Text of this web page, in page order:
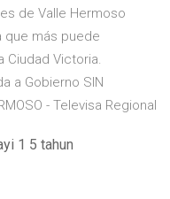
de Valle Hermoso
que más puede
Ciudad Victoria.
a Gobierno SIN
- Televisa Regional
1 5 tahun